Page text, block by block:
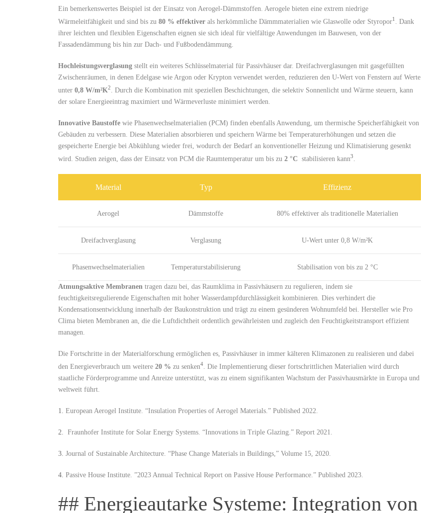
Ein bemerkenswertes Beispiel ist der Einsatz von Aerogel-Dämmstoffen. Aerogele bieten eine extrem niedrige
Wärmeleitfähigkeit‍ und sind bis⁣ zu​ 80 % effektiver als herkömmliche Dämmmaterialien wie Glaswolle oder Styropor1. Dank‌
ihrer leichten und‌ flexiblen Eigenschaften eignen sie ⁤sich ideal ⁤für ⁣vielfältige Anwendungen im ⁣Bauwesen, von der
Fassadendämmung⁤ bis ⁣hin zur‌ Dach- und Fußbodendämmung.
Hochleistungsverglasung stellt ein weiteres Schlüsselmaterial für Passivhäuser dar.⁣ Dreifachverglasungen ‌mit gasgefüllten‍
Zwischenräumen, in denen Edelgase⁣ wie ‍Argon⁤ oder Krypton verwendet⁤ werden, reduzieren den⁤ U-Wert von ‌Fenstern auf Werte
unter 0,8 W/m²K2
. Durch⁤ die ‌Kombination mit speziellen Beschichtungen, ‍die​ selektiv Sonnenlicht und Wärme steuern, kann
der solare Energieeintrag maximiert und ⁤Wärmeverluste minimiert werden.
Innovative Baustoffe wie ‌Phasenwechselmaterialien​ (PCM) ⁣finden ⁤ebenfalls Anwendung, um thermische Speicherfähigkeit von
Gebäuden zu⁤ verbessern. Diese Materialien absorbieren und speichern‍ Wärme bei Temperaturerhöhungen und setzen⁣ die
gespeicherte⁣ Energie bei⁤ Abkühlung wieder frei, wodurch‍ der Bedarf⁤ an konventioneller Heizung und ⁣Klimatisierung gesenkt
wird. Studien⁤ zeigen, dass der Einsatz von PCM‍ die Raumtemperatur um‌ bis zu 2 °C ⁣ stabilisieren kann3
Material Typ Effizienz
Aerogel Dämmstoffe 80% effektiver als traditionelle Materialien
Dreifachverglasung Verglasung U-Wert ⁤unter⁤ 0,8 W/m²K
Phasenwechselmaterialien Temperaturstabilisierung Stabilisation von bis ⁤zu 2⁤ °C
Atmungsaktive Membranen tragen dazu​ bei, das Raumklima in Passivhäusern zu regulieren, indem sie
feuchtigkeitsregulierende⁤ Eigenschaften mit hoher Wasserdampfdurchlässigkeit kombinieren. Dies verhindert ‍die
Kondensationsentwicklung innerhalb der Baukonstruktion und trägt zu ​einem⁢ gesünderen Wohnumfeld bei. Hersteller wie Pro ​
Clima bieten Membranen⁤ an,⁢ die die Luftdichtheit ordentlich gewährleisten und zugleich den Feuchtigkeitstransport effizient
managen.
Die Fortschritte in der Materialforschung ermöglichen es, Passivhäuser in immer kälteren Klimazonen zu ⁢realisieren und dabei
den Energieverbrauch um weitere⁣ 20 % zu senken4. ⁣Die Implementierung dieser fortschrittlichen⁤ Materialien⁤ wird​ durch​
staatliche Förderprogramme und Anreize⁣ unterstützt, was zu einem signifikanten Wachstum ​der Passivhausmärkte in Europa und
weltweit führt.
1. European Aerogel Institute. “Insulation Properties of Aerogel Materials.”⁣ Published 2022.
2. ‍ Fraunhofer Institute for⁣ Solar Energy Systems.​ “Innovations in Triple⁢ Glazing.” Report 2021.
3. Journal of Sustainable Architecture. “Phase Change Materials ​in ‌Buildings,” ​Volume ‍15, ‍2020.
4. Passive House Institute. ⁣”2023⁣ Annual Technical Report on Passive House ⁢Performance.” Published 2023.
## Energieautarke ​Systeme: ‌Integration von